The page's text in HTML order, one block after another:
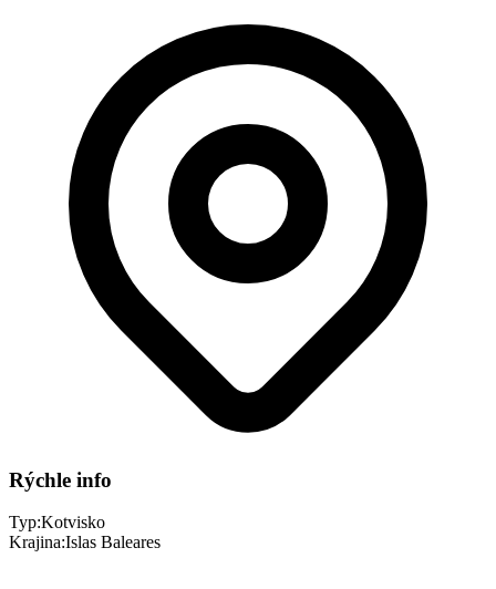
Rýchle info
Typ:Kotvisko
Krajina:Islas Baleares